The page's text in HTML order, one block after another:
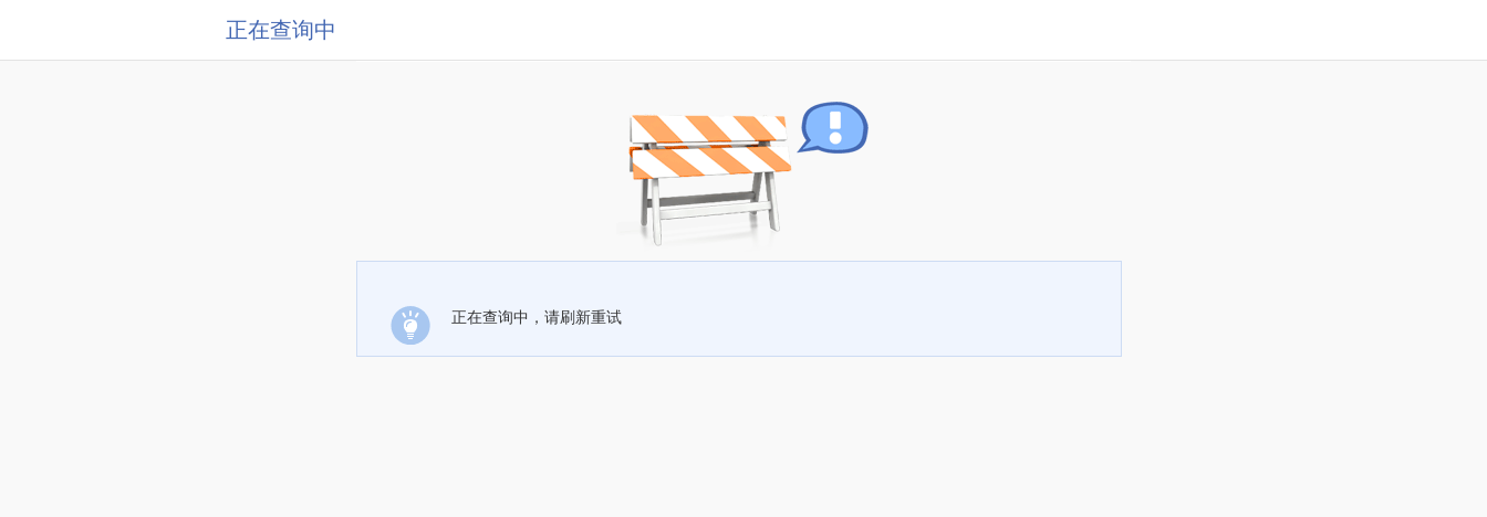
正在查询中
正在查询中，请刷新重试